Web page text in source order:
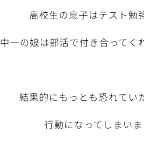
高校生の息子はテスト勉
中一の娘は部活で付き合ってく
結果的にもっとも恐れてい
行動になってしまいま